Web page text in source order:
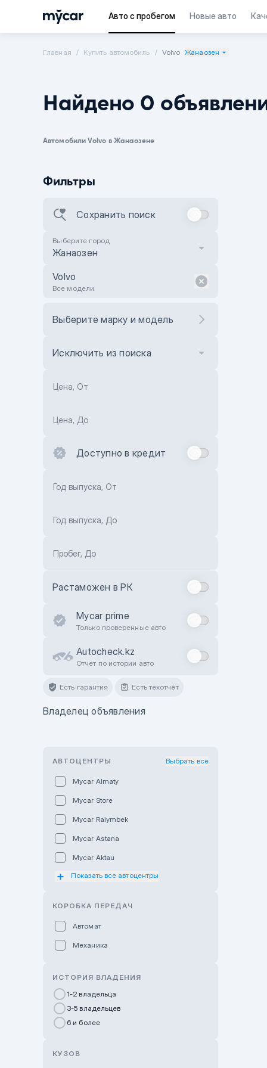
Авто с пробегом Новые авто
Главная Купить автомобиль Volvo Жанаозен
Найдено 0
Автомобили Volvo в Жанаозене
Фильтры
Сохранить поиск
Выберите город
Жанаозен
Volvo
Все модели
Выберите марку и модель
Исключить из поиска
Цена, От
Цена, До
Доступно в кредит
Год выпуска, От
Год выпуска, До
Пробег, До
Растаможен в РК
Mycar prime
Только проверенные авто
Autocheck.kz
Отчет по истории авто
Есть гарантия Есть техотчёт
Владелец объявления
АВТОЦЕНТРЫ Выбрать все
Mycar Almaty
Mycar Store
Mycar Raiymbek
Mycar Astana
Mycar Aktau
Mycar Uralsk
GWM Nurly Zhol
Chery Astana
Показать все автоцентры
КОРОБКА ПЕРЕДАЧ
Автомат
Механика
ИСТОРИЯ ВЛАДЕНИЯ
1-2 владельца
3-5 владельцев
6 и более
КУЗОВ